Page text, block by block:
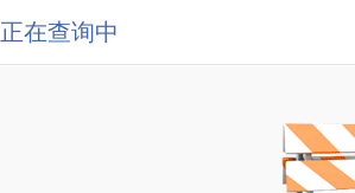
正在查询中